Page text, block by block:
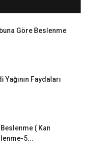
Göre Beslenme
Faydaları
( Kan
5...